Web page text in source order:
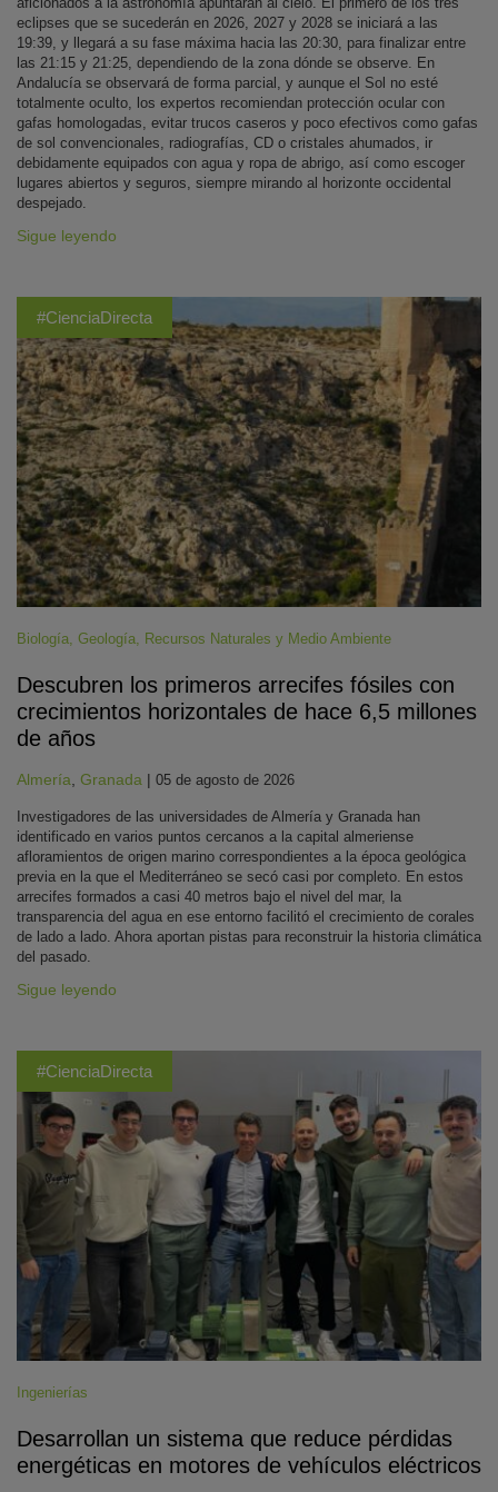
eclipses que se sucederán en 2026, 2027 y 2028 se iniciará a las
19:39, y llegará a su fase máxima hacia las 20:30, para finalizar entre
las 21:15 y 21:25, dependiendo de la zona dónde se observe. En
Andalucía se observará de forma parcial, y aunque el Sol no esté
totalmente oculto, los expertos recomiendan protección ocular con
gafas homologadas, evitar trucos caseros y poco efectivos como gafas
de sol convencionales, radiografías, CD o cristales ahumados, ir
debidamente equipados con agua y ropa de abrigo, así como escoger
lugares abiertos y seguros, siempre mirando al horizonte occidental
despejado.
Sigue leyendo
#CienciaDirecta
Biología Geología Recursos Naturales y Medio Ambiente
Descubren los primeros arrecifes fósiles con
crecimientos horizontales de hace 6,5 millones
de años
Almería Granada | 05 de agosto de 2026
Investigadores de las universidades de Almería y Granada han
identificado en varios puntos cercanos a la capital almeriense
afloramientos de origen marino correspondientes a la época geológica
previa en la que el Mediterráneo se secó casi por completo. En estos
arrecifes formados a casi 40 metros bajo el nivel del mar, la
transparencia del agua en ese entorno facilitó el crecimiento de corales
de lado a lado. Ahora aportan pistas para reconstruir la historia climática
del pasado.
Sigue leyendo
#CienciaDirecta
Ingenierías
Desarrollan un sistema que reduce pérdidas
energéticas en motores de vehículos eléctricos